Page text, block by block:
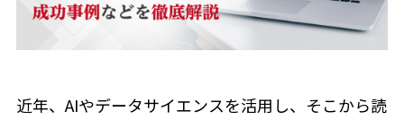
近年、AIやデータサイエンスを活用し、そこから読